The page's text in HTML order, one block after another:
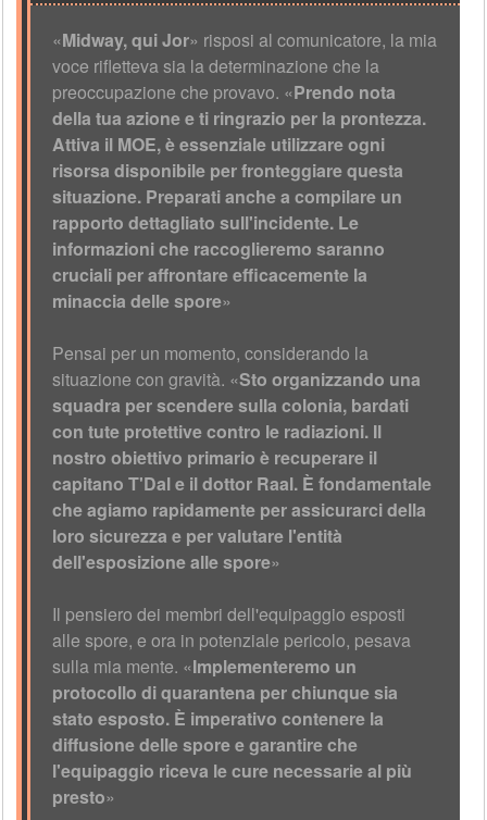
«Midway, qui Jor» risposi al comunicatore, la mia
voce rifletteva sia la determinazione che la
preoccupazione che provavo. «Prendo nota
della tua azione e ti ringrazio per la prontezza.
Attiva il MOE, è essenziale utilizzare ogni
risorsa disponibile per fronteggiare questa
situazione. Preparati anche a compilare un
rapporto dettagliato sull'incidente. Le
informazioni che raccoglieremo saranno
cruciali per affrontare efficacemente la
minaccia delle spore»
Pensai per un momento, considerando la
situazione con gravità. «Sto organizzando una
squadra per scendere sulla colonia, bardati
con tute protettive contro le radiazioni. Il
nostro obiettivo primario è recuperare il
capitano T'Dal e il dottor Raal. È fondamentale
che agiamo rapidamente per assicurarci della
loro sicurezza e per valutare l'entità
dell'esposizione alle spore»
Il pensiero dei membri dell'equipaggio esposti
alle spore, e ora in potenziale pericolo, pesava
sulla mia mente. «Implementeremo un
protocollo di quarantena per chiunque sia
stato esposto. È imperativo contenere la
diffusione delle spore e garantire che
l'equipaggio riceva le cure necessarie al più
presto»